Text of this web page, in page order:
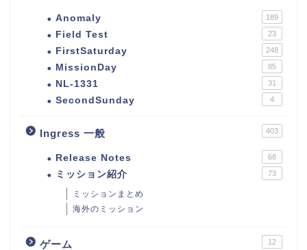
Anomaly 189
Field Test 23
FirstSaturday 248
MissionDay 85
NL-1331 31
SecondSunday 4
Ingress 一般 403
Release Notes 68
ミッション紹介 73
ミッションまとめ
海外のミッション
ゲーム 12